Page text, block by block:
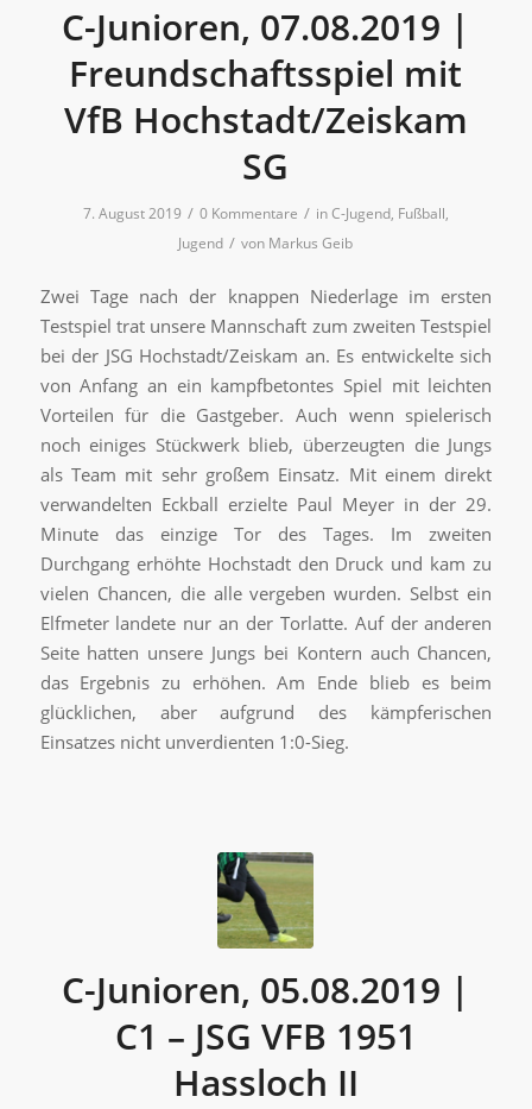
C-Junioren, 07.08.2019 |
Freundschaftsspiel mit
VfB Hochstadt/Zeiskam
SG
7. August 2019 / 0 Kommentare / inC-Jugend, Fußball,
Jugend / von Markus Geib
Zwei Tage nach der knappen Niederlage im ersten
Testspiel trat unsere Mannschaft zum zweiten Testspiel
bei der JSG Hochstadt/Zeiskam an. Es entwickelte sich
von Anfang an ein kampfbetontes Spiel mit leichten
Vorteilen für die Gastgeber. Auch wenn spielerisch
noch einiges Stückwerk blieb, überzeugten die Jungs
als Team mit sehr großem Einsatz. Mit einem direkt
verwandelten Eckball erzielte Paul Meyer in der 29.
Minute das einzige Tor des Tages. Im zweiten
Durchgang erhöhte Hochstadt den Druck und kam zu
vielen Chancen, die alle vergeben wurden. Selbst ein
Elfmeter landete nur an der Torlatte. Auf der anderen
Seite hatten unsere Jungs bei Kontern auch Chancen,
das Ergebnis zu erhöhen. Am Ende blieb es beim
glücklichen, aber aufgrund des kämpferischen
Einsatzes nicht unverdienten 1:0-Sieg.
C-Junioren, 05.08.2019 |
C1 – JSG VFB 1951
Hassloch II